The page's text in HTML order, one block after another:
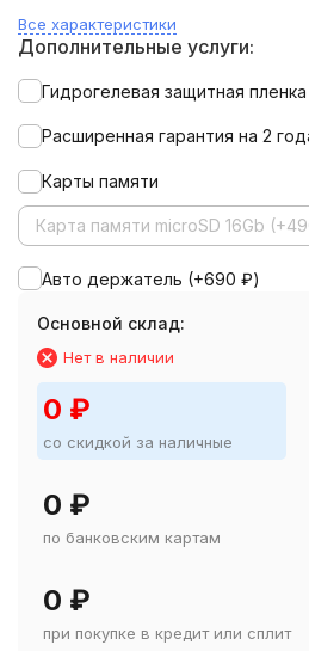
Все характеристики
Дополнительные услуги:
Гидрогелевая защитная
Расширенная гарантия на 2
Карты памяти
Карта памяти microSD 16Gb
Авто держатель (+690 ₽)
Основной склад:
Нет в наличии
0 ₽
со скидкой за наличные
0 ₽
по банковским картам
0 ₽
при покупке в кредит или сплит